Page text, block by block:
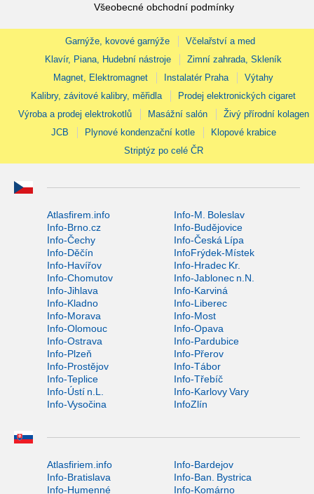
Všeobecné obchodní podmínky
Garnýže, kovové garnýže
Včelařství a med
Klavír, Piana, Hudební nástroje
Zimní zahrada, Skleník
Magnet, Elektromagnet
Instalatér Praha
Výtahy
Kalibry, závitové kalibry, měřidla
Prodej elektronických cigaret
Výroba a prodej elektrokotlů
Masážní salón
Živý přírodní kolagen
JCB
Plynové kondenzační kotle
Klopové krabice
Striptýz po celé ČR
Atlasfirem.info
Info-M. Boleslav
Info-Brno.cz
Info-Budějovice
Info-Čechy
Info-Česká Lípa
Info-Děčín
InfoFrýdek-Místek
Info-Havířov
Info-Hradec Kr.
Info-Chomutov
Info-Jablonec n.N.
Info-Jihlava
Info-Karviná
Info-Kladno
Info-Liberec
Info-Morava
Info-Most
Info-Olomouc
Info-Opava
Info-Ostrava
Info-Pardubice
Info-Plzeň
Info-Přerov
Info-Prostějov
Info-Tábor
Info-Teplice
Info-Třebíč
Info-Ústí n.L.
Info-Karlovy Vary
Info-Vysočina
InfoZlín
Atlasfiriem.info
Info-Bardejov
Info-Bratislava
Info-Ban. Bystrica
Info-Humenné
Info-Komárno